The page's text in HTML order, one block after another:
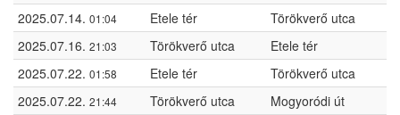
2025.07.14. 01:04 Etele tér
Törökverő utca
2025.07.16. 21:03 Törökverő utca
Etele tér
2025.07.22. 01:58 Etele tér
Törökverő utca
2025.07.22. 21:44 Törökverő utca
Mogyoródi út